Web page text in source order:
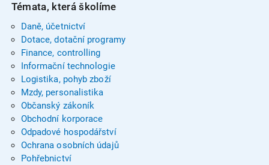
Témata, která školíme
Daně, účetnictví
Dotace, dotační programy
Finance, controlling
Informační technologie
Logistika, pohyb zboží
Mzdy, personalistika
Občanský zákoník
Obchodní korporace
Odpadové hospodářství
Ochrana osobních údajů
Pohřebnictví